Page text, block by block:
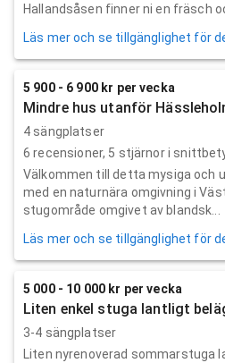
Hallandsåsen finner ni en fräsch
Läs mer och se tillgänglighet för
5 900 - 6 900 kr per vecka
Mindre hus utanför
4 sängplatser
6 recensioner, 5 stjärnor i
Välkommen till detta mysiga och
med en naturnära omgivning i
stugområde omgivet av blandsk...
Läs mer och se tillgänglighet för
5 000 - 10 000 kr per vecka
Liten enkel stuga lantligt
3-4 sängplatser
Liten nyrenoverad sommarstuga